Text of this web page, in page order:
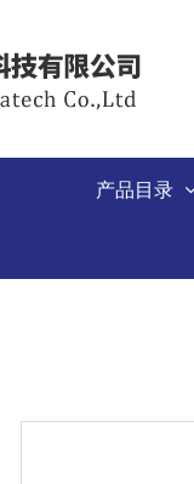
产品目录